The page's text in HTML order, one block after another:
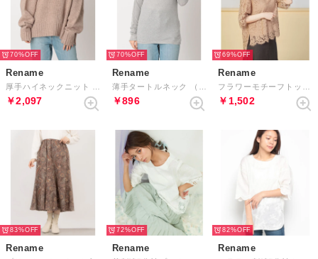
70%
Rename
￥2,097
70%
Rename
￥896
69%
Rename
￥1,502
83%
Rename
72%
Rename
82%
Rename